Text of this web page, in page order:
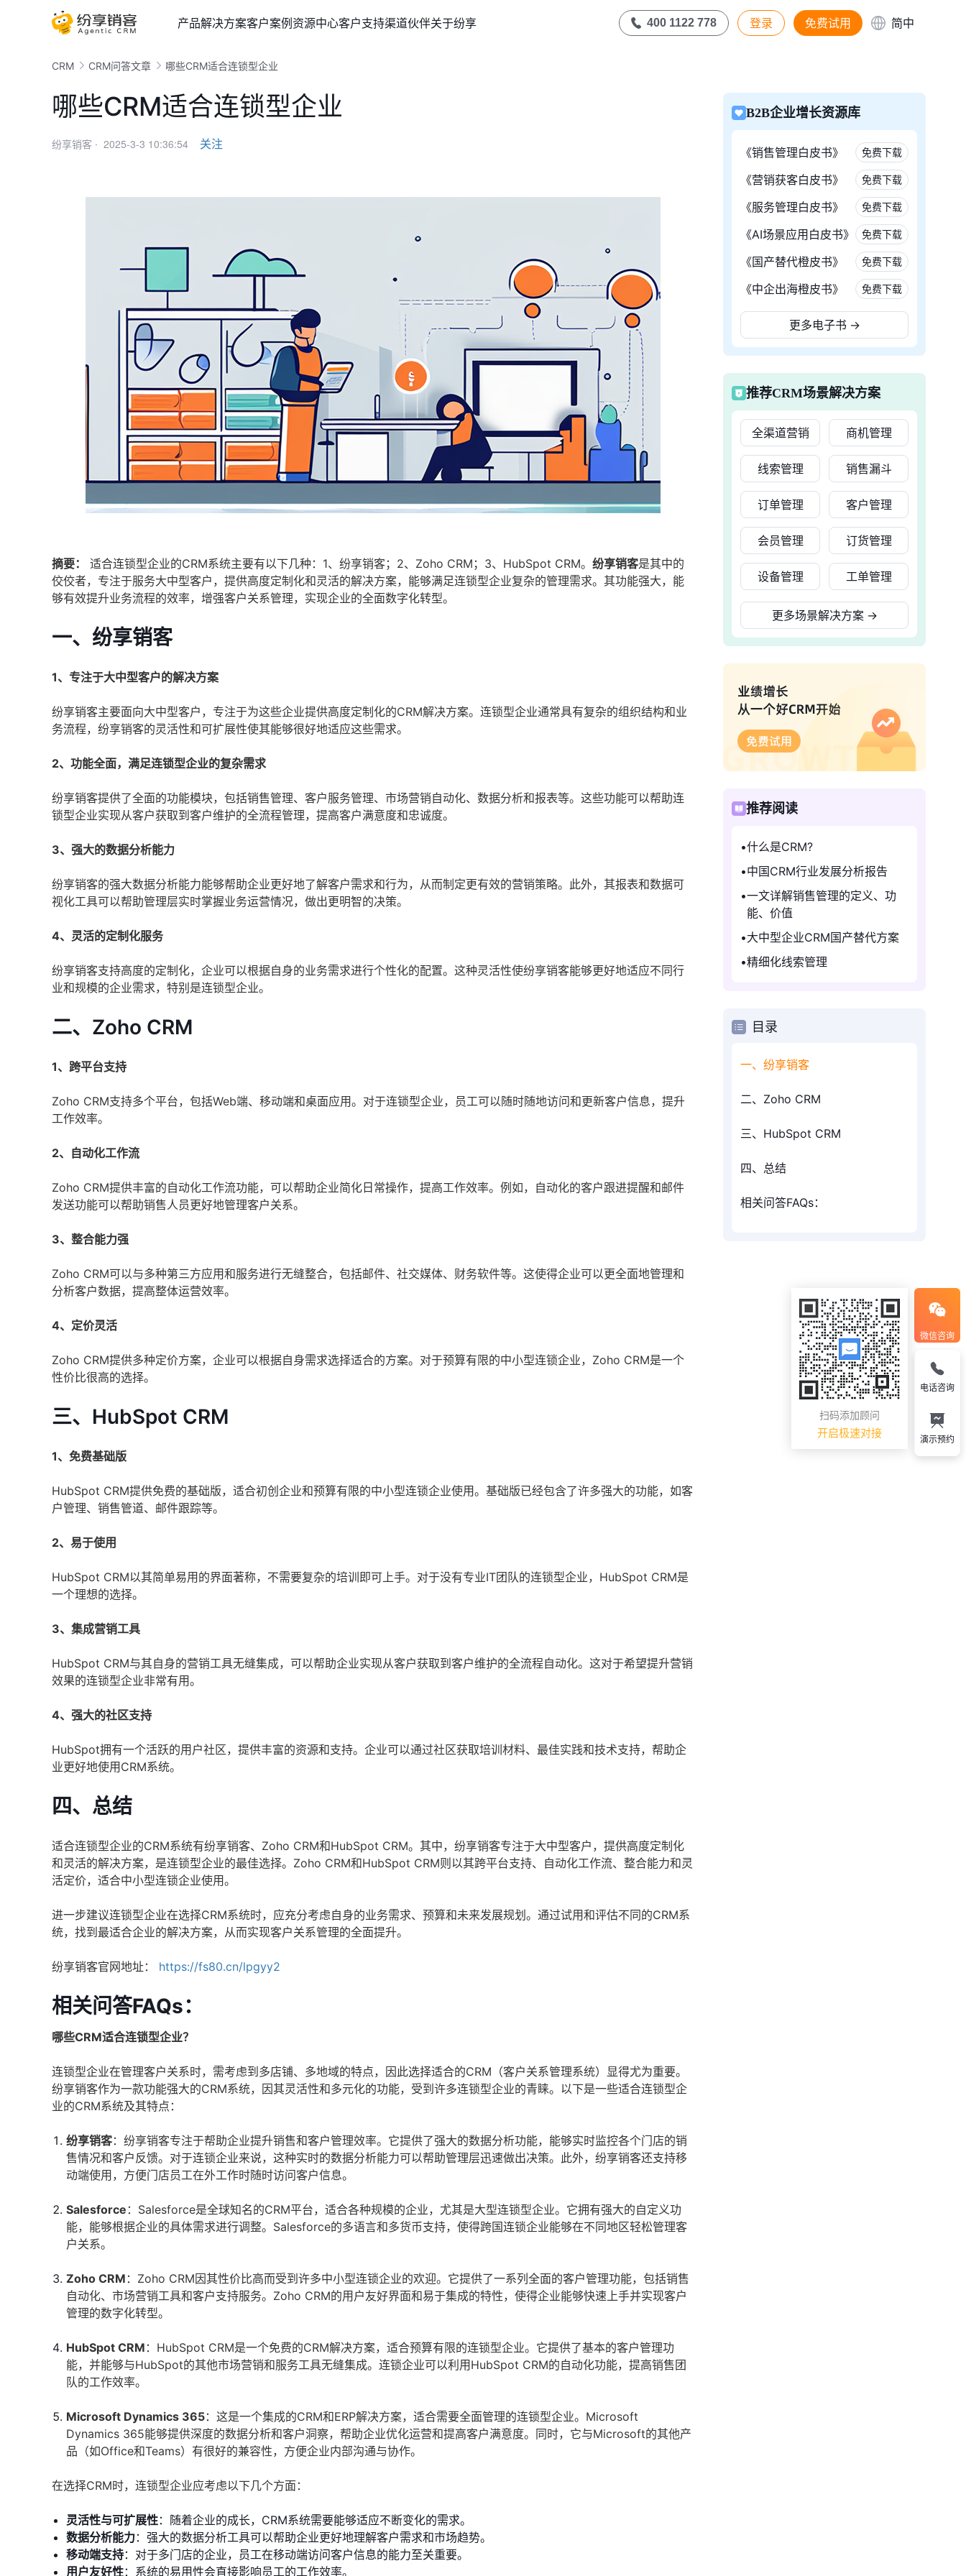
产品解决方案客户案例资源中心客户支持渠道伙伴关于纷享 400 1122 778 登录 免费试用 简中
CRM CRM问答文章 哪些CRM适合连锁型企业
哪些CRM适合连锁型企业
纷享销客 · 2025-3-3 10:36:54 关注
摘要： 适合连锁型企业的CRM系统主要有以下几种：1、纷享销客；2、Zoho CRM；3、HubSpot CRM。 纷享销客是其中的
佼佼者，专注于服务大中型客户，提供高度定制化和灵活的解决方案，能够满足连锁型企业复杂的管理需求。其功能强大，能
够有效提升业务流程的效率，增强客户关系管理，实现企业的全面数字化转型。
一、纷享销客
1、专注于大中型客户的解决方案
纷享销客主要面向大中型客户，专注于为这些企业提供高度定制化的CRM解决方案。连锁型企业通常具有复杂的组织结构和业
务流程，纷享销客的灵活性和可扩展性使其能够很好地适应这些需求。
2、功能全面，满足连锁型企业的复杂需求
纷享销客提供了全面的功能模块，包括销售管理、客户服务管理、市场营销自动化、数据分析和报表等。这些功能可以帮助连
锁型企业实现从客户获取到客户维护的全流程管理，提高客户满意度和忠诚度。
3、强大的数据分析能力
纷享销客的强大数据分析能力能够帮助企业更好地了解客户需求和行为，从而制定更有效的营销策略。此外，其报表和数据可
视化工具可以帮助管理层实时掌握业务运营情况，做出更明智的决策。
4、灵活的定制化服务
纷享销客支持高度的定制化，企业可以根据自身的业务需求进行个性化的配置。这种灵活性使纷享销客能够更好地适应不同行
业和规模的企业需求，特别是连锁型企业。
二、Zoho CRM
1、跨平台支持
Zoho CRM支持多个平台，包括Web端、移动端和桌面应用。对于连锁型企业，员工可以随时随地访问和更新客户信息，提升
工作效率。
2、自动化工作流
Zoho CRM提供丰富的自动化工作流功能，可以帮助企业简化日常操作，提高工作效率。例如，自动化的客户跟进提醒和邮件
发送功能可以帮助销售人员更好地管理客户关系。
3、整合能力强
Zoho CRM可以与多种第三方应用和服务进行无缝整合，包括邮件、社交媒体、财务软件等。这使得企业可以更全面地管理和
分析客户数据，提高整体运营效率。
4、定价灵活
Zoho CRM提供多种定价方案，企业可以根据自身需求选择适合的方案。对于预算有限的中小型连锁企业，Zoho CRM是一个
性价比很高的选择。
三、HubSpot CRM
1、免费基础版
HubSpot CRM提供免费的基础版，适合初创企业和预算有限的中小型连锁企业使用。基础版已经包含了许多强大的功能，如客
户管理、销售管道、邮件跟踪等。
2、易于使用
HubSpot CRM以其简单易用的界面著称，不需要复杂的培训即可上手。对于没有专业IT团队的连锁型企业，HubSpot CRM是
一个理想的选择。
3、集成营销工具
HubSpot CRM与其自身的营销工具无缝集成，可以帮助企业实现从客户获取到客户维护的全流程自动化。这对于希望提升营销
效果的连锁型企业非常有用。
4、强大的社区支持
HubSpot拥有一个活跃的用户社区，提供丰富的资源和支持。企业可以通过社区获取培训材料、最佳实践和技术支持，帮助企
业更好地使用CRM系统。
四、总结
适合连锁型企业的CRM系统有纷享销客、Zoho CRM和HubSpot CRM。其中，纷享销客专注于大中型客户，提供高度定制化
和灵活的解决方案，是连锁型企业的最佳选择。Zoho CRM和HubSpot CRM则以其跨平台支持、自动化工作流、整合能力和灵
活定价，适合中小型连锁企业使用。
进一步建议连锁型企业在选择CRM系统时，应充分考虑自身的业务需求、预算和未来发展规划。通过试用和评估不同的CRM系
统，找到最适合企业的解决方案，从而实现客户关系管理的全面提升。
纷享销客官网地址： https://fs80.cn/lpgyy2
相关问答FAQs：
哪些CRM适合连锁型企业？
连锁型企业在管理客户关系时，需考虑到多店铺、多地域的特点，因此选择适合的CRM（客户关系管理系统）显得尤为重要。
纷享销客作为一款功能强大的CRM系统，因其灵活性和多元化的功能，受到许多连锁型企业的青睐。以下是一些适合连锁型企
业的CRM系统及其特点：
纷享销客：纷享销客专注于帮助企业提升销售和客户管理效率。它提供了强大的数据分析功能，能够实时监控各个门店的销
售情况和客户反馈。对于连锁企业来说，这种实时的数据分析能力可以帮助管理层迅速做出决策。此外，纷享销客还支持移
动端使用，方便门店员工在外工作时随时访问客户信息。
Salesforce ：Salesforce是全球知名的CRM平台，适合各种规模的企业，尤其是大型连锁型企业。它拥有强大的自定义功
能，能够根据企业的具体需求进行调整。Salesforce的多语言和多货币支持，使得跨国连锁企业能够在不同地区轻松管理客
户关系。
Zoho CRM ：Zoho CRM因其性价比高而受到许多中小型连锁企业的欢迎。它提供了一系列全面的客户管理功能，包括销售
自动化、市场营销工具和客户支持服务。Zoho CRM的用户友好界面和易于集成的特性，使得企业能够快速上手并实现客户
管理的数字化转型。
HubSpot CRM ：HubSpot CRM是一个免费的CRM解决方案，适合预算有限的连锁型企业。它提供了基本的客户管理功
能，并能够与HubSpot的其他市场营销和服务工具无缝集成。连锁企业可以利用HubSpot CRM的自动化功能，提高销售团
队的工作效率。
Microsoft Dynamics 365：这是一个集成的CRM和ERP解决方案，适合需要全面管理的连锁型企业。Microsoft
Dynamics 365能够提供深度的数据分析和客户洞察，帮助企业优化运营和提高客户满意度。同时，它与Microsoft的其他产
品（如Office和Teams）有很好的兼容性，方便企业内部沟通与协作。
在选择CRM时，连锁型企业应考虑以下几个方面：
灵活性与可扩展性：随着企业的成长，CRM系统需要能够适应不断变化的需求。
数据分析能力：强大的数据分析工具可以帮助企业更好地理解客户需求和市场趋势。
移动端支持：对于多门店的企业，员工在移动端访问客户信息的能力至关重要。
用户友好性：系统的易用性会直接影响员工的工作效率。
B2B企业增长资源库
《销售管理白皮书》 免费下载
《营销获客白皮书》 免费下载
《服务管理白皮书》 免费下载
《AI场景应用白皮书》 免费下载
《国产替代橙皮书》 免费下载
《中企出海橙皮书》 免费下载
更多电子书 →
推荐CRM场景解决方案
全渠道营销 商机管理
线索管理 销售漏斗
订单管理 客户管理
会员管理 订货管理
设备管理 工单管理
更多场景解决方案 →
推荐阅读
什么是CRM?
中国CRM行业发展分析报告
一文详解销售管理的定义、功
能、价值
大中型企业CRM国产替代方案
精细化线索管理
目录
一、纷享销客
二、Zoho CRM
三、HubSpot CRM
四、总结
相关问答FAQs：
微信咨询
扫码添加顾问
开启极速对接
电话咨询
演示预约